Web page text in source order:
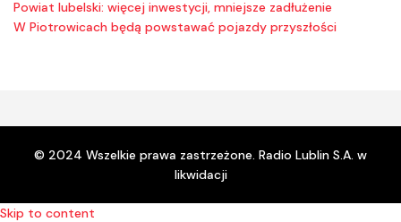
Powiat lubelski: więcej inwestycji, mniejsze zadłużenie
W Piotrowicach będą powstawać pojazdy przyszłości
© 2024 Wszelkie prawa zastrzeżone. Radio Lublin S.A. w
likwidacji
Skip to content